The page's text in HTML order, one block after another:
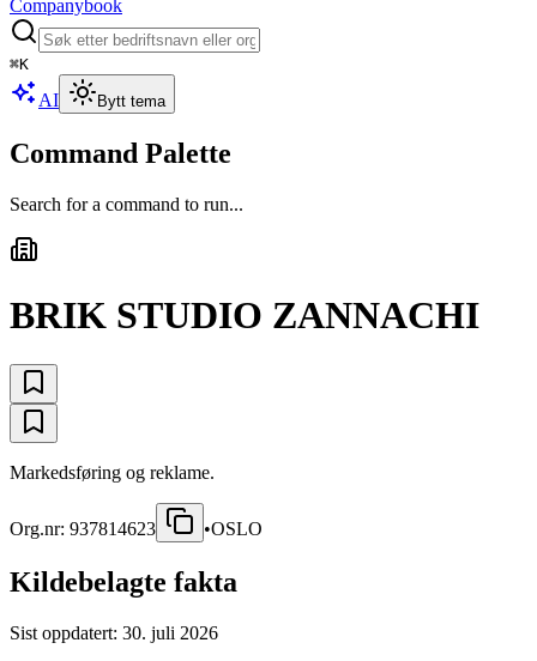
Companybook
⌘K
AI Bytt tema
Command Palette
Search for a command to run...
BRIK STUDIO ZANNACHI
Markedsføring og reklame.
Org.nr: 937814623 •OSLO
Kildebelagte fakta
Sist oppdatert: 30. juli 2026